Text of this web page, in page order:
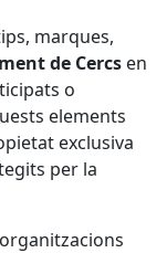
marques,
de Cercs en
o
elements
exclusiva
per la